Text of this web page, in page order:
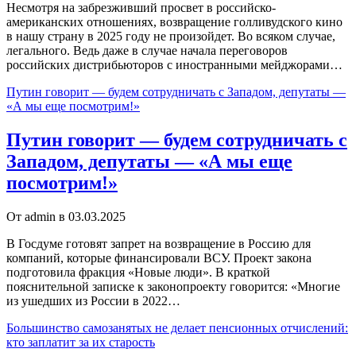
Несмотря на забрезживший просвет в российско-
американских отношениях, возвращение голливудского кино
в нашу страну в 2025 году не произойдет. Во всяком случае,
легального. Ведь даже в случае начала переговоров
российских дистрибьюторов с иностранными мейджорами…
Путин говорит — будем сотрудничать с Западом, депутаты —
«А мы еще посмотрим!»
Путин говорит — будем сотрудничать с
Западом, депутаты — «А мы еще
посмотрим!»
От admin в 03.03.2025
В Госдуме готовят запрет на возвращение в Россию для
компаний, которые финансировали ВСУ. Проект закона
подготовила фракция «Новые люди». В краткой
пояснительной записке к законопроекту говорится: «Многие
из ушедших из России в 2022…
Большинство самозанятых не делает пенсионных отчислений:
кто заплатит за их старость